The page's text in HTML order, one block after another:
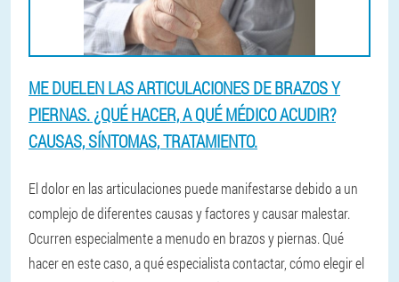
ME DUELEN LAS ARTICULACIONES DE BRAZOS Y
PIERNAS. ¿QUÉ HACER, A QUÉ MÉDICO ACUDIR?
CAUSAS, SÍNTOMAS, TRATAMIENTO.
El dolor en las articulaciones puede manifestarse debido a un
complejo de diferentes causas y factores y causar malestar.
Ocurren especialmente a menudo en brazos y piernas. Qué
hacer en este caso, a qué especialista contactar, cómo elegir el